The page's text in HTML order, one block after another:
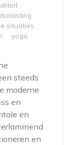
situaties
yoga
steeds
moderne
en
en
en